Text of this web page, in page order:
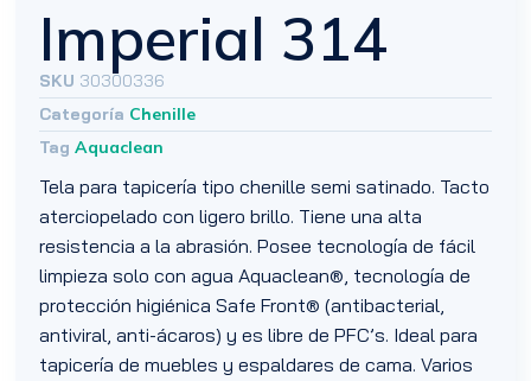
Imperial 314
SKU 30300336
Categoría Chenille
Tag Aquaclean
Tela para tapicería tipo chenille semi satinado. Tacto
aterciopelado con ligero brillo. Tiene una alta
resistencia a la abrasión. Posee tecnología de fácil
limpieza solo con agua Aquaclean®, tecnología de
protección higiénica Safe Front® (antibacterial,
antiviral, anti-ácaros) y es libre de PFC’s. Ideal para
tapicería de muebles y espaldares de cama. Varios